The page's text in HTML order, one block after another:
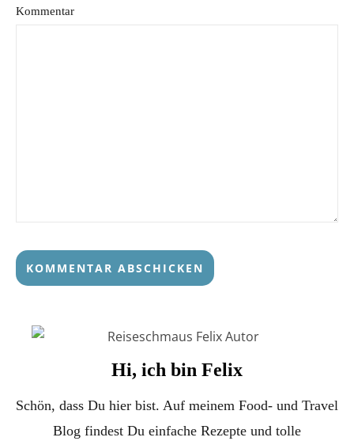
Kommentar
Hi, ich bin Felix
Schön, dass Du hier bist. Auf meinem Food- und Travel
Blog findest Du einfache Rezepte und tolle